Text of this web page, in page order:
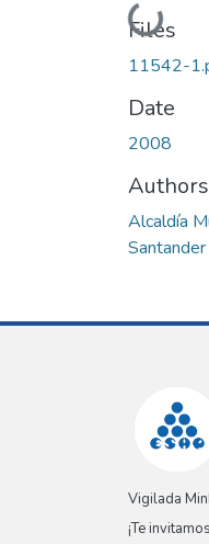
Loading...
Files
11542-
Date
2008
Authors
Alcaldía
Santander
Vigilada
¡Te